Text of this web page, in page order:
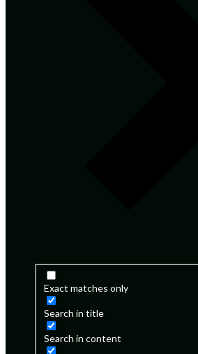
Exact matches only
Search in title
Search in content